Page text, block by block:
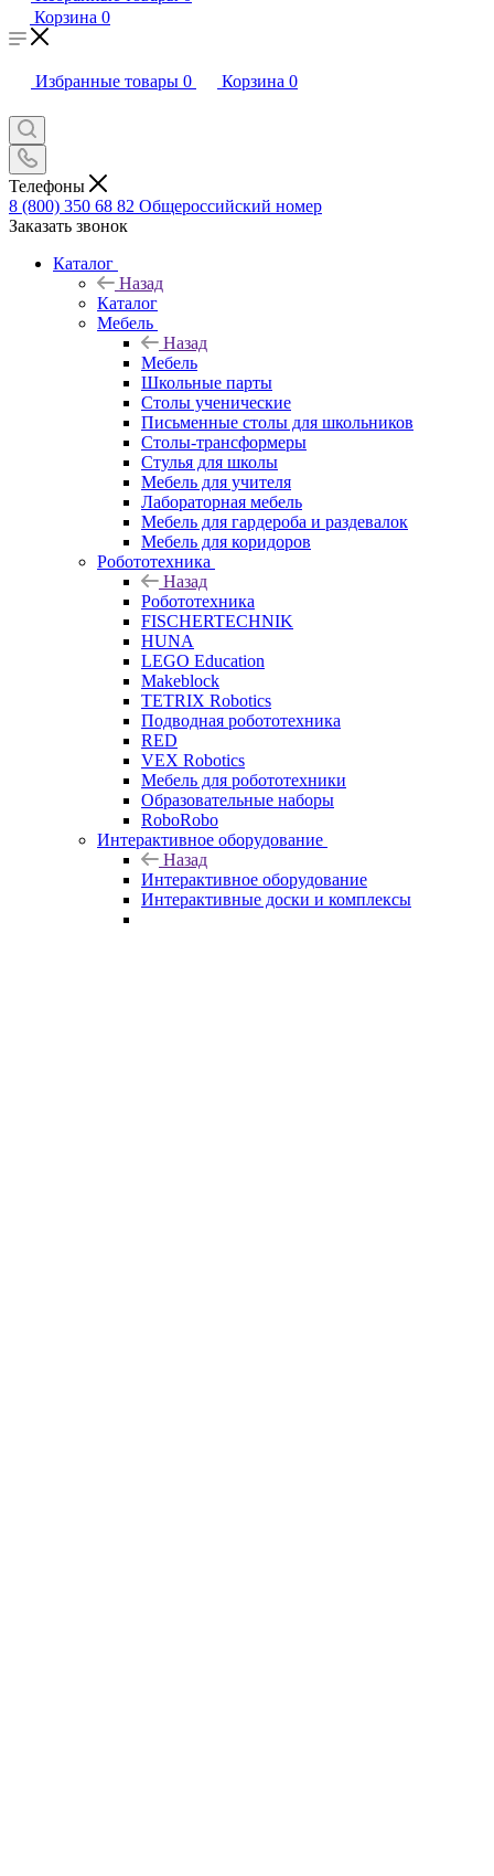
Корзина 0
Избранные товары 0 Корзина 0
Телефоны
8 (800) 350 68 82 Общероссийский номер
Заказать звонок
Каталог
Назад
Каталог
Мебель
Назад
Мебель
Школьные парты
Столы ученические
Письменные столы для школьников
Столы-трансформеры
Стулья для школы
Мебель для учителя
Лабораторная мебель
Мебель для гардероба и раздевалок
Мебель для коридоров
Робототехника
Назад
Робототехника
FISCHERTECHNIK
HUNA
LEGO Education
Makeblock
TETRIX Robotics
Подводная робототехника
RED
VEX Robotics
Мебель для робототехники
Образовательные наборы
RoboRobo
Интерактивное оборудование
Назад
Интерактивное оборудование
Интерактивные доски и комплексы